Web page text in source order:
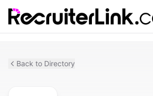
Back to Directory